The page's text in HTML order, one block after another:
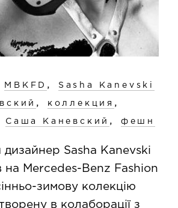
MBKFD , Sasha Kanevski
, коллекция ,
Саша Каневский , фешн
дизайнер Sasha Kanevski
на Mercedes-Benz Fashion
зимову колекцію
в колаборації з